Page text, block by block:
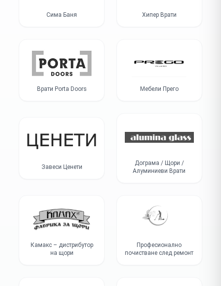
Сима Баня Хипер Врати
Врати Porta Doors Мебели Прего
Завеси Ценети
Дограма / Щори /
Алуминиеви Врати
Камакс – дистрибутор
на щори
Професионално
почистване след ремонт